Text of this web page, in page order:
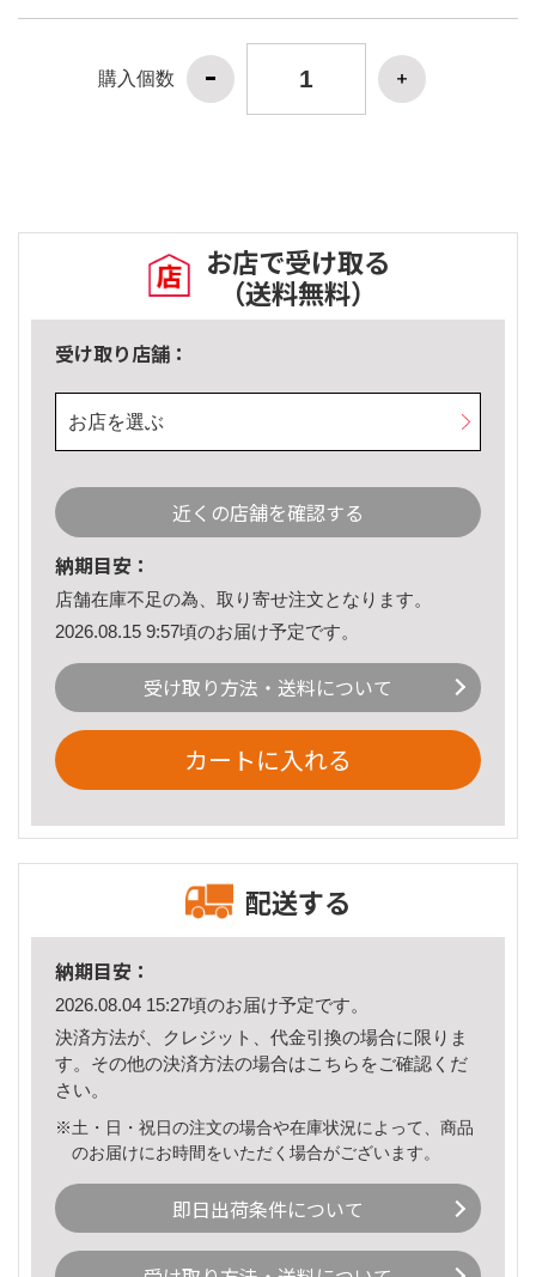
購入個数
お店で受け取る
（送料無料）
受け取り店舗：
お店を選ぶ
近くの店舗を確認する
納期目安：
店舗在庫不足の為、取り寄せ注文となります。
2026.08.15 9:57頃のお届け予定です。
受け取り方法・送料について
カートに入れる
配送する
納期目安：
2026.08.04 15:27頃のお届け予定です。
決済方法が、クレジット、代金引換の場合に限りま
す。その他の決済方法の場合はこちら をご確認くだ
さい。
※土・日・祝日の注文の場合や在庫状況によって、商品
のお届けにお時間をいただく場合がございます。
即日出荷条件について